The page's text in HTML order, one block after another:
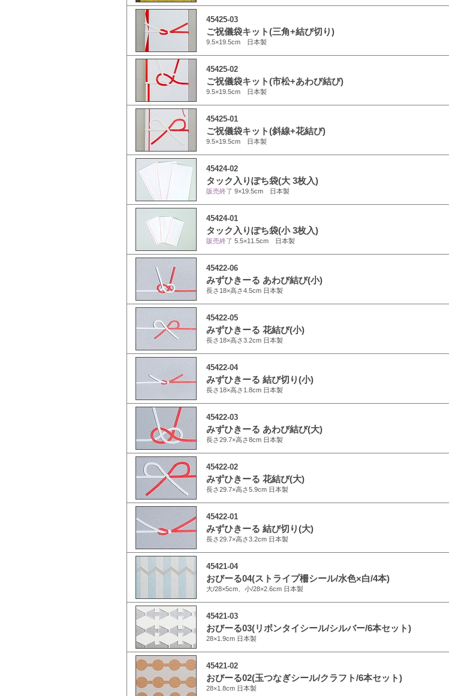
45425-03
ご祝儀袋キット(三角+結び切り)
9.5×19.5cm 日本製
45425-02
ご祝儀袋キット(市松+あわび結び)
9.5×19.5cm 日本製
45425-01
ご祝儀袋キット(斜線+花結び)
9.5×19.5cm 日本製
45424-02
タック入りぽち袋(大 3枚入)
販売終了 9×19.5cm 日本製
45424-01
タック入りぽち袋(小 3枚入)
販売終了 5.5×11.5cm 日本製
45422-06
みずひきーる あわび結び(小)
長さ18×高さ4.5cm 日本製
45422-05
みずひきーる 花結び(小)
長さ18×高さ3.2cm 日本製
45422-04
みずひきーる 結び切り(小)
長さ18×高さ1.8cm 日本製
45422-03
みずひきーる あわび結び(大)
長さ29.7×高さ8cm 日本製
45422-02
みずひきーる 花結び(大)
長さ29.7×高さ5.9cm 日本製
45422-01
みずひきーる 結び切り(大)
長さ29.7×高さ3.2cm 日本製
45421-04
おびーる04(ストライプ柵シール/水色×白/4本)
大/28×5cm、小/28×2.6cm 日本製
45421-03
おびーる03(リボンタイシール/シルバー/6本セット)
28×1.9cm 日本製
45421-02
おびーる02(玉つなぎシール/クラフト/6本セット)
28×1.8cm 日本製